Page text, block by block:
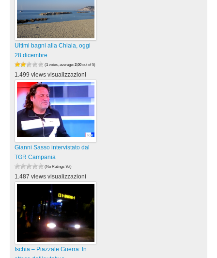
Ultimi bagni alla Chiaia, oggi
28 dicembre
(1 votes, average: 2,00 out of 5)
1.499 views visualizzazioni
Gianni Sasso intervistato dal
TGR Campania
(No Ratings Yet)
1.487 views visualizzazioni
Ischia – Piazzale Guerra: In